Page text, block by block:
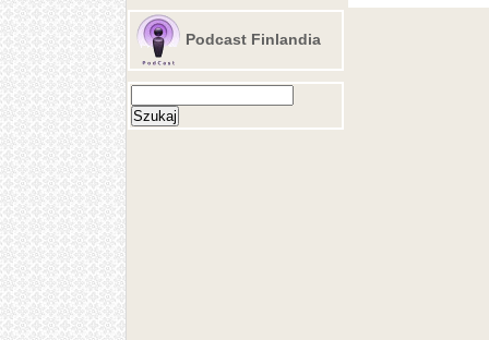
Podcast Finlandia